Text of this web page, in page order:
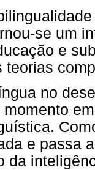
se um
e
teorias
no
e passa
da